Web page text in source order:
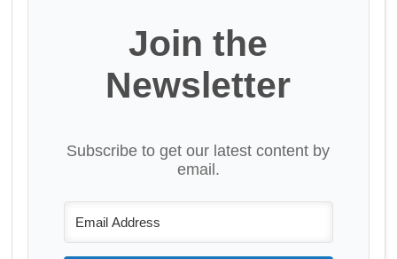
Join the
Newsletter
Subscribe to get our latest content by
email.